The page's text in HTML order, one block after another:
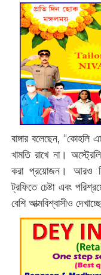
বাঙ্গার বলেছেন,
খামতি রাখে না।
করা প্রয়োজন। আরও
ট্রফিতে চেষ্টা এবং
বেশি আত্মবিশ্বাসীও